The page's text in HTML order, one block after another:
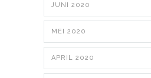
JUNI 2020
MEI 2020
APRIL 2020